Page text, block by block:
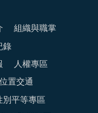
組織與職掌
錄
人權專區
位置交通
別平等專區